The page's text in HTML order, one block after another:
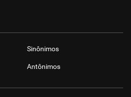
Sinônimos
Antônimos